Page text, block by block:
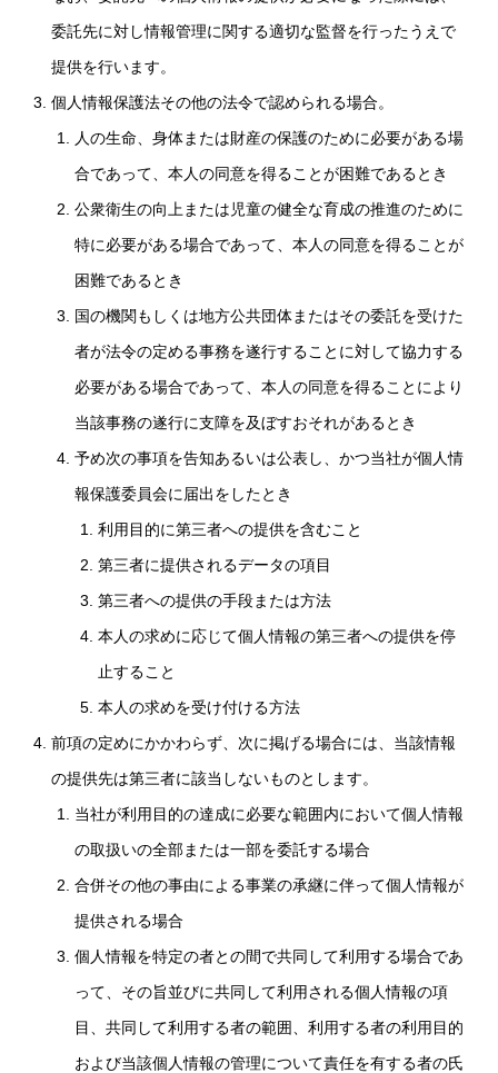
委託先に対し情報管理に関する適切な監督を行ったうえで
提供を行います。
個人情報保護法その他の法令で認められる場合。
人の生命、身体または財産の保護のために必要がある場
合であって、本人の同意を得ることが困難であるとき
公衆衛生の向上または児童の健全な育成の推進のために
特に必要がある場合であって、本人の同意を得ることが
困難であるとき
国の機関もしくは地方公共団体またはその委託を受けた
者が法令の定める事務を遂行することに対して協力する
必要がある場合であって、本人の同意を得ることにより
当該事務の遂行に支障を及ぼすおそれがあるとき
予め次の事項を告知あるいは公表し、かつ当社が個人情
報保護委員会に届出をしたとき
利用目的に第三者への提供を含むこと
第三者に提供されるデータの項目
第三者への提供の手段または方法
本人の求めに応じて個人情報の第三者への提供を停
止すること
本人の求めを受け付ける方法
前項の定めにかかわらず、次に掲げる場合には、当該情報
の提供先は第三者に該当しないものとします。
当社が利用目的の達成に必要な範囲内において個人情報
の取扱いの全部または一部を委託する場合
合併その他の事由による事業の承継に伴って個人情報が
提供される場合
個人情報を特定の者との間で共同して利用する場合であ
って、その旨並びに共同して利用される個人情報の項
目、共同して利用する者の範囲、利用する者の利用目的
および当該個人情報の管理について責任を有する者の氏